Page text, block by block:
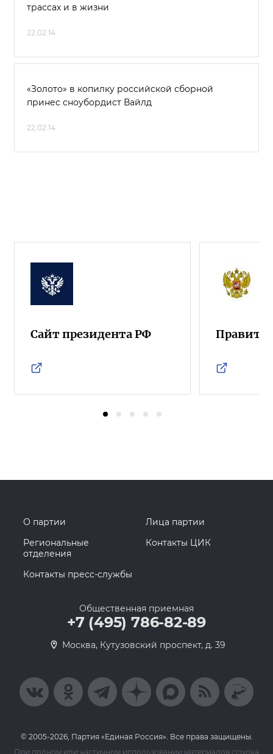
трассах и в жизни
22.02.14
«Золото» в копилку российской сборной
принес сноубордист Вайлд
22.02.14
Сайт президента РФ
О партии
Лица партии
Региональные
отделения
Контакты ЦИК
Контакты пресс-службы
Общественная приемная
+7 (495) 786-82-89
Москва, Кутузовский проспект, д. 39
© 2005-2026, Партия «Единая Россия». Все права защищены.
При полном или частичном использовании материалов ссылка